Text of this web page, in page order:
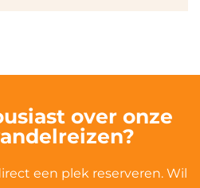
over onze
een plek reserveren. Wil